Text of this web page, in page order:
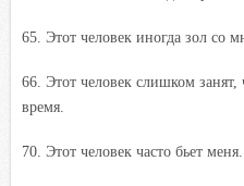
65. Этот человек иногда зол со
66. Этот человек слишком занят,
время.
70. Этот человек часто бьет меня.